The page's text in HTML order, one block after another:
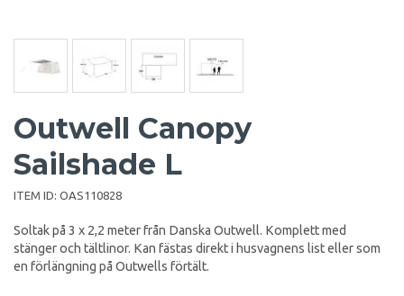
Outwell Canopy
Sailshade L
ITEM ID: OAS110828
Soltak på 3 x 2,2 meter från Danska Outwell. Komplett med
stänger och tältlinor. Kan fästas direkt i husvagnens list eller som
en förlängning på Outwells förtält.